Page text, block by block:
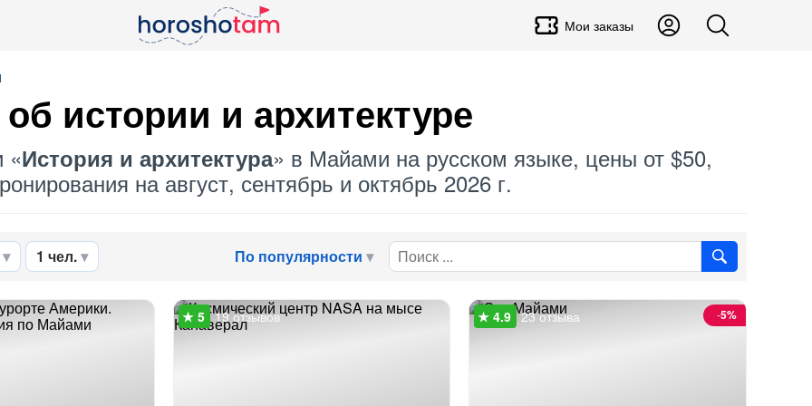
Мои заказы
истории и архитектуре
«История и архитектура» в Майами на русском языке, цены от $50,
на август, сентябрь и октябрь 2026 г.
1 чел. По популярности
19 отзывов -5%
23 отзыва